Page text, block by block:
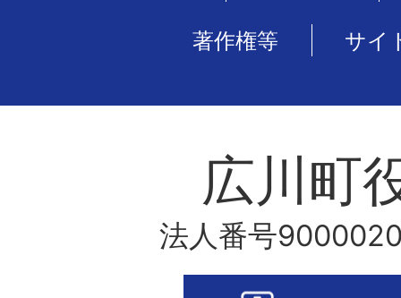
著作権等 サイ
広川町
法人番号